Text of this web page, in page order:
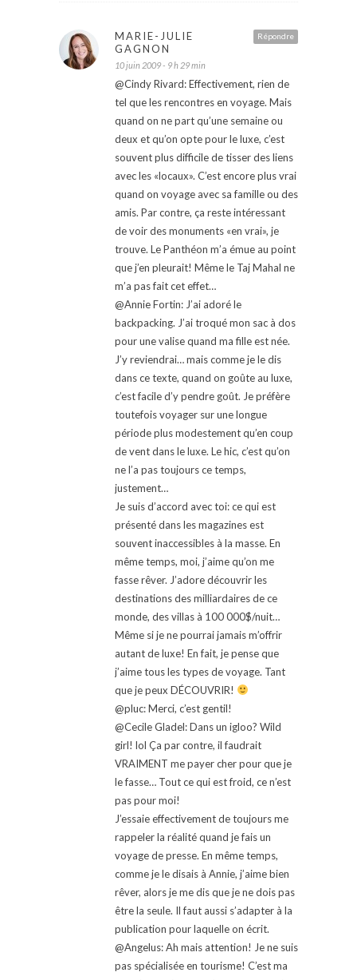
Répondre
MARIE-JULIE
GAGNON
10 juin 2009 - 9 h 29 min
@Cindy Rivard: Effectivement, rien de
tel que les rencontres en voyage. Mais
quand on ne part qu’une semaine ou
deux et qu’on opte pour le luxe, c’est
souvent plus difficile de tisser des liens
avec les «locaux». C’est encore plus vrai
quand on voyage avec sa famille ou des
amis. Par contre, ça reste intéressant
de voir des monuments «en vrai», je
trouve. Le Panthéon m’a émue au point
que j’en pleurait! Même le Taj Mahal ne
m’a pas fait cet effet…
@Annie Fortin: J’ai adoré le
backpacking. J’ai troqué mon sac à dos
pour une valise quand ma fille est née.
J’y reviendrai… mais comme je le dis
dans ce texte, quand on goûte au luxe,
c’est facile d’y pendre goût. Je préfère
toutefois voyager sur une longue
période plus modestement qu’en coup
de vent dans le luxe. Le hic, c’est qu’on
ne l’a pas toujours ce temps,
justement…
Je suis d’accord avec toi: ce qui est
présenté dans les magazines est
souvent inaccessibles à la masse. En
même temps, moi, j’aime qu’on me
fasse rêver. J’adore découvrir les
destinations des milliardaires de ce
monde, des villas à 100 000$/nuit…
Même si je ne pourrai jamais m’offrir
autant de luxe! En fait, je pense que
j’aime tous les types de voyage. Tant
que je peux DÉCOUVRIR!
@pluc: Merci, c’est gentil!
@Cecile Gladel: Dans un igloo? Wild
girl! lol Ça par contre, il faudrait
VRAIMENT me payer cher pour que je
le fasse… Tout ce qui est froid, ce n’est
pas pour moi!
J’essaie effectivement de toujours me
rappeler la réalité quand je fais un
voyage de presse. En même temps,
comme je le disais à Annie, j’aime bien
rêver, alors je me dis que je ne dois pas
être la seule. Il faut aussi s’adapter à la
publication pour laquelle on écrit.
@Angelus: Ah mais attention! Je ne suis
pas spécialisée en tourisme! C’est ma